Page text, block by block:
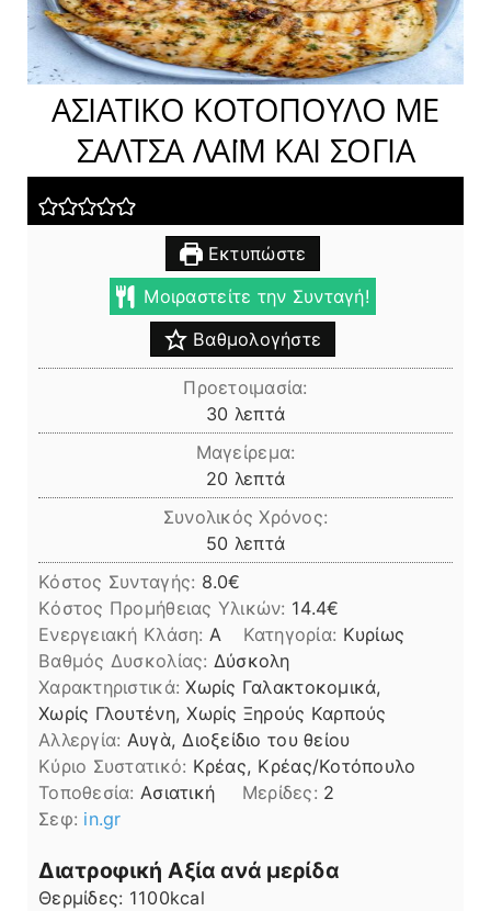
ΑΣΙΑΤΙΚΟ ΚΟΤΟΠΟΥΛΟ ΜΕ
ΣΑΛΤΣΑ ΛΑΪΜ ΚΑΙ ΣΟΓΙΑ
Εκτυπώστε
Μοιραστείτε την Συνταγή!
Βαθμολογήστε
Προετοιμασία:
30 λεπτά
λεπτά
Μαγείρεμα:
20 λεπτά
λεπτά
Συνολικός Χρόνος:
50 λεπτά
λεπτά
Κόστος Συνταγής: 8.0€
Kόστος Προμήθειας Υλικών: 14.4
Ενεργειακή Κλάση: A Κατηγορία: Κυρίως
Βαθμός Δυσκολίας: Δύσκολη
Χαρακτηριστικά:Χωρίς Γαλακτοκομικά,
Χωρίς Γλουτένη, Χωρίς Ξηρούς Καρπούς
Αλλεργία: Αυγὰ, Διοξείδιο του θείου
Kύριο Συστατικό: Κρέας, Κρέας/Κοτόπουλο
Τοποθεσία: Ασιατική Μερίδες: 2
Σεφ: in.gr
Διατροφική Αξία ανά μερίδα
Θερμίδες: 1100kcal